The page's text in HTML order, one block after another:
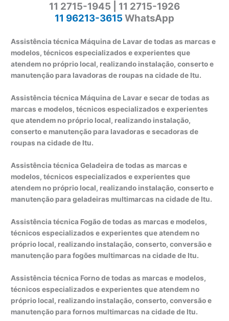
11 2715-1945 | 11 2715-1926
11 96213-3615 WhatsApp
Assistência técnica Máquina de Lavar de todas as marcas e
modelos, técnicos especializados e experientes que
atendem no próprio local, realizando instalação, conserto e
manutenção para lavadoras de roupas na cidade de Itu.
Assistência técnica Máquina de Lavar e secar de todas as
marcas e modelos, técnicos especializados e experientes
que atendem no próprio local, realizando instalação,
conserto e manutenção para lavadoras e secadoras de
roupas na cidade de Itu.
Assistência técnica Geladeira de todas as marcas e
modelos, técnicos especializados e experientes que
atendem no próprio local, realizando instalação, conserto e
manutenção para geladeiras multimarcas na cidade de Itu.
Assistência técnica Fogão de todas as marcas e modelos,
técnicos especializados e experientes que atendem no
próprio local, realizando instalação, conserto, conversão e
manutenção para fogões multimarcas na cidade de Itu.
Assistência técnica Forno de todas as marcas e modelos,
técnicos especializados e experientes que atendem no
próprio local, realizando instalação, conserto, conversão e
manutenção para fornos multimarcas na cidade de Itu.